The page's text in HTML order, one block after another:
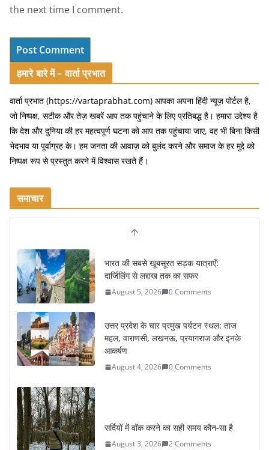
the next time I comment.
हमारे बारे में – वार्ता प्रभात
वार्ता प्रभात (https://vartaprabhat.com) आपका अपना हिंदी न्यूज़ पोर्टल है,
जो निष्पक्ष, सटीक और तेज़ खबरें आप तक पहुंचाने के लिए प्रतिबद्ध है। हमारा उद्देश्य है
कि देश और दुनिया की हर महत्वपूर्ण घटना को आप तक पहुंचाया जाए, वह भी बिना किसी
भेदभाव या पूर्वाग्रह के। हम जनता की आवाज़ को बुलंद करने और समाज के हर मुद्दे को
निष्पक्ष रूप से प्रस्तुत करने में विश्वास रखते हैं।
समाचार
भारत की सबसे खूबसूरत सड़क यात्राएँ:
दार्जिलिंग से लद्दाख तक का सफर
August 5, 2026 0 Comments
उत्तर प्रदेश के चार प्रमुख पर्यटन स्थल: ताज
महल, वाराणसी, लखनऊ, प्रयागराज और इनके
आकर्षण
August 4, 2026 0 Comments
सर्दियों में वॉक करने का सही समय कौन-सा है
August 3, 2026 2 Comments